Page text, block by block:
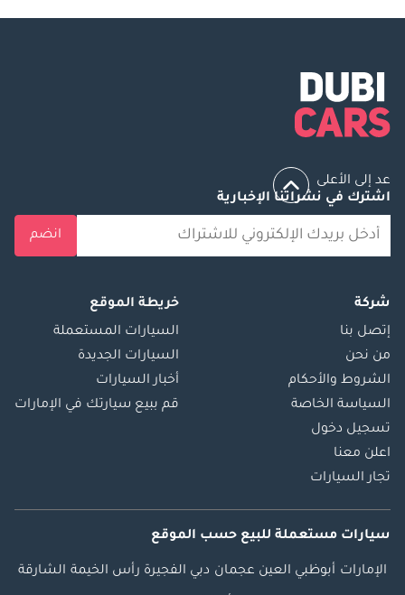
عد إلى الأعلى
اشترك في نشراتنا الإخبارية
انضم
شركة
إتصل بنا
من نحن
الشروط والأحكام
السياسة الخاصة
تسجيل دخول
اعلن معنا
تجار السيارات
خريطة الموقع
السيارات المستعملة
السيارات الجديدة
أخبار السيارات
قم ببيع سيارتك في الإمارات
سيارات مستعملة للبيع حسب الموقع
الإمارات أبوظبي العين عجمان دبي الفجيرة رأس الخيمة الشارقة